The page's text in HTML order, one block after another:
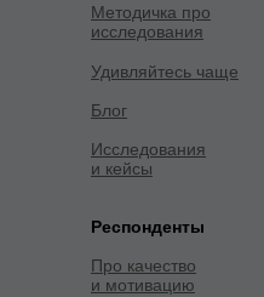
Методичка про
исследования
Исследования
и кейсы
Блог
Удивляйтесь чаще
Респонденты
Про качество
и мотивацию